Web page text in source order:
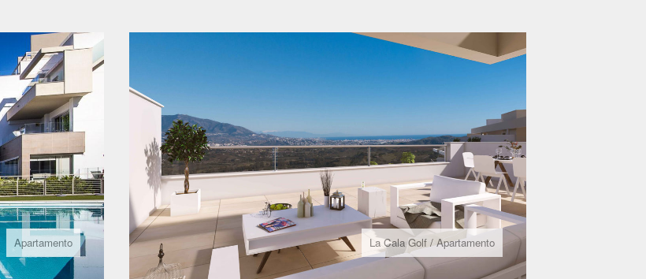
Apartamento La Cala Golf /Apartamento